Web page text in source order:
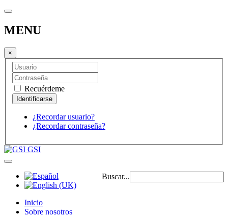
MENU
×
Recuérdeme
¿Recordar usuario?
¿Recordar contraseña?
GSI
Buscar...
Inicio
Sobre nosotros